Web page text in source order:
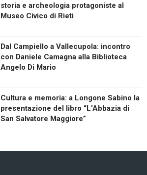
storia e archeologia protagoniste al
Museo Civico di Rieti
Dal Campiello a Vallecupola: incontro
con Daniele Camagna alla Biblioteca
Angelo Di Mario
Cultura e memoria: a Longone Sabino la
presentazione del libro “L’Abbazia di
San Salvatore Maggiore”